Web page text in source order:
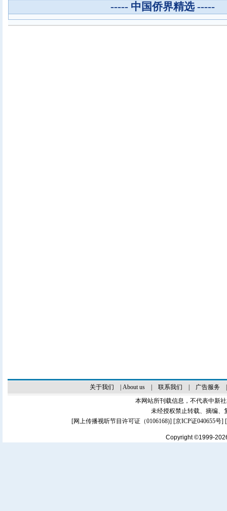
----- 中国侨界精选 -----
关于我们 About us| 联系我们 广告服务
本网站所刊载信息，不代表中新
未经授权禁止转载、摘编、
[网上传播视听节目许可证（0106168)] [京ICP证040655号]
Copyright ©1999-